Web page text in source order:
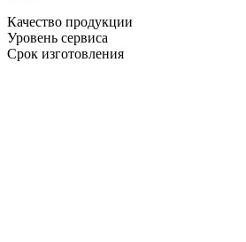
Качество продукции
Уровень сервиса
Срок изготовления